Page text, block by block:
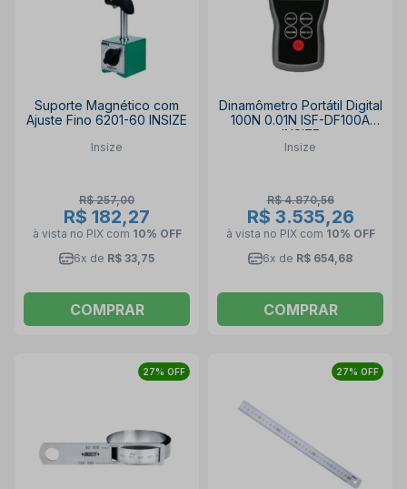
Suporte Magnético com
Ajuste Fino 6201-60 INSIZE
Insize
R$ 257,00
R$ 182,27
à vista no PIX com 10% OFF
6x de R$ 33,75
COMPRAR
Dinamômetro Portátil Digital
100N 0.01N ISF-DF100A
INSIZE
Insize
R$ 4.870,56
R$ 3.535,26
à vista no PIX com 10% OFF
6x de R$ 654,68
COMPRAR
27% OFF 27% OFF